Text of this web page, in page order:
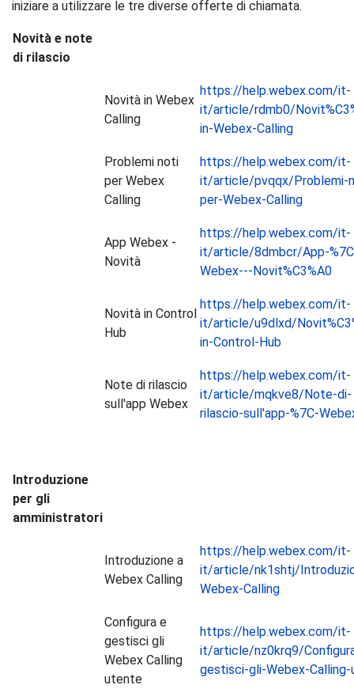
iniziare a utilizzare le tre diverse offerte di chiamata.
Novità e note
di rilascio
Novità in Webex
Calling
https://help.webex.com/it-
it/article/rdmb0/
in-Webex-Calling
Problemi noti
per Webex
Calling
https://help.webex.com/it-
it/article/pvqqx/Problemi-
per-Webex-Calling
App Webex -
Novità
https://help.webex.com/it-
it/article/8dmbcr/App-
Webex---Novit%C3%A0
Novità in Control
Hub
https://help.webex.com/it-
it/article/u9dlxd/
in-Control-Hub
Note di rilascio
sull'app Webex
https://help.webex.com/it-
it/article/mqkve8/Note-di-
rilascio-sull'app-%7C-
Introduzione
per gli
amministratori
Introduzione a
Webex Calling
https://help.webex.com/it-
it/article/nk1shtj/
Webex-Calling
Configura e
gestisci gli
Webex Calling
utente
https://help.webex.com/it-
it/article/nz0krq9/
gestisci-gli-Webex-